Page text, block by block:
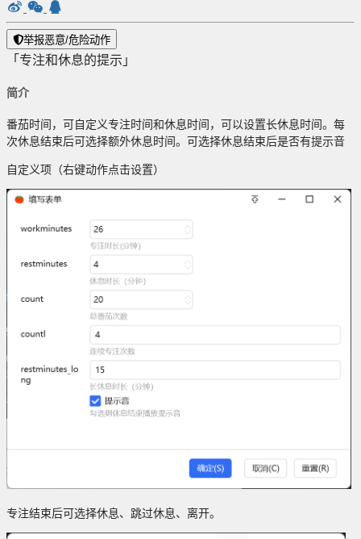
举报恶意/危险动作
「专注和休息的提示」
简介
番茄时间，可自定义专注时间和休息时间，可以设置长休息时间。每
次休息结束后可选择额外休息时间。可选择休息结束后是否有提示音
自定义项（右键动作点击设置）
专注结束后可选择休息、跳过休息、离开。